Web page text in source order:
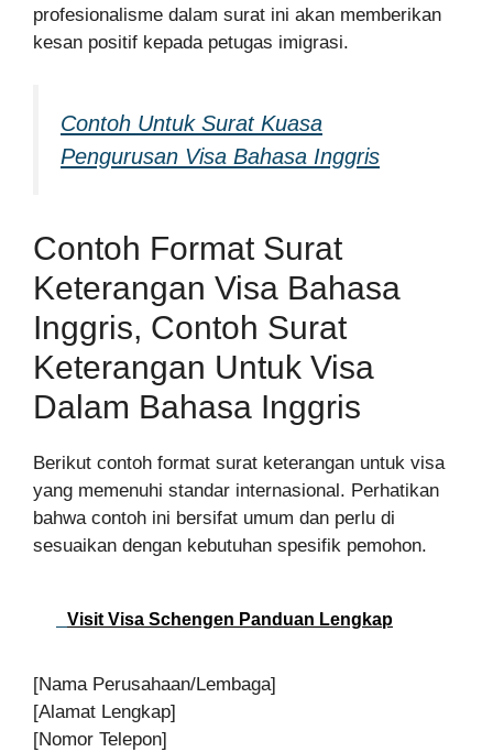
profesionalisme dalam surat ini akan memberikan
kesan positif kepada petugas imigrasi.
Contoh Untuk Surat Kuasa
Pengurusan Visa Bahasa Inggris
Contoh Format Surat
Keterangan Visa Bahasa
Inggris, Contoh Surat
Keterangan Untuk Visa
Dalam Bahasa Inggris
Berikut contoh format surat keterangan untuk visa
yang memenuhi standar internasional. Perhatikan
bahwa contoh ini bersifat umum dan perlu di
sesuaikan dengan kebutuhan spesifik pemohon.
Visit Visa Schengen Panduan Lengkap
[Nama Perusahaan/Lembaga]
[Alamat Lengkap]
[Nomor Telepon]